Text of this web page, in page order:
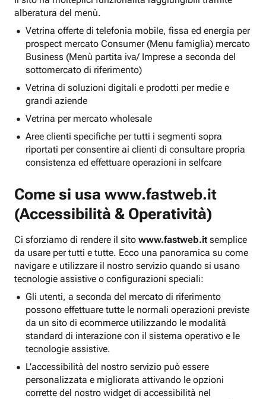
alberatura del menù.
Vetrina offerte di telefonia mobile, fissa ed energia per
prospect mercato Consumer (Menu famiglia) mercato
Business (Menù partita iva/ Imprese a seconda del
sottomercato di riferimento)
Vetrina di soluzioni digitali e prodotti per medie e
grandi aziende
Vetrina per mercato wholesale
Aree clienti specifiche per tutti i segmenti sopra
riportati per consentire ai clienti di consultare propria
consistenza ed effettuare operazioni in selfcare
Come si usa www.fastweb.it
(Accessibilità & Operatività)
Ci sforziamo di rendere il sito www.fastweb.it semplice
da usare per tutti e tutte. Ecco una panoramica su come
navigare e utilizzare il nostro servizio quando si usano
tecnologie assistive o configurazioni speciali:
Gli utenti, a seconda del mercato di riferimento
possono effettuare tutte le normali operazioni previste
da un sito di ecommerce utilizzando le modalità
standard di interazione con il sistema operativo e le
tecnologie assistive.
L'accessibilità del nostro servizio può essere
personalizzata e migliorata attivando le opzioni
corrette del nostro widget di accessibilità nel